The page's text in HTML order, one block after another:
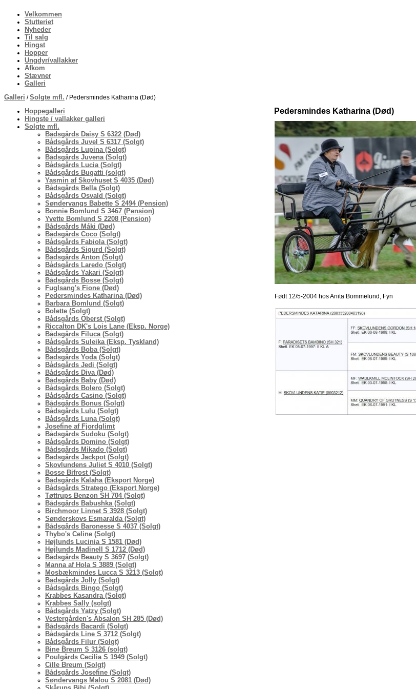
Velkommen
Stutteriet
Nyheder
Til salg
Hingst
Hopper
Ungdyr/vallakker
Afkom
Stævner
Galleri
Galleri /Solgte mfl. / Pedersmindes Katharina (Død)
Hoppegalleri
Hingste / vallakker galleri
Solgte mfl.
Bådsgårds Daisy S 6322 (Død)
Bådsgårds Juvel S 6317 (Solgt)
Bådsgårds Lupina (Solgt)
Bådsgårds Juvena (Solgt)
Bådsgårds Lucia (Solgt)
Bådsgårds Bugatti (solgt)
Yasmin af Skovhuset S 4035 (Død)
Bådsgårds Bella (Solgt)
Bådsgårds Osvald (Solgt)
Søndervangs Babette S 2494 (Pension)
Bonnie Bomlund S 3467 (Pension)
Yvette Bomlund S 2208 (Pension)
Bådsgårds Máki (Død)
Bådsgårds Coco (Solgt)
Bådsgårds Fabiola (Solgt)
Bådsgårds Sigurd (Solgt)
Bådsgårds Anton (Solgt)
Bådsgårds Laredo (Solgt)
Bådsgårds Yakari (Solgt)
Bådsgårds Bosse (Solgt)
Fuglsang's Fione (Død)
Pedersmindes Katharina (Død)
Barbara Bomlund (Solgt)
Bolette (Solgt)
Bådsgårds Oberst (Solgt)
Riccalton DK's Lois Lane (Eksp. Norge)
Bådsgårds Filuca (Solgt)
Bådsgårds Suleika (Eksp. Tyskland)
Bådsgårds Boba (Solgt)
Bådsgårds Yoda (Solgt)
Bådsgårds Jedi (Solgt)
Bådsgårds Diva (Død)
Bådsgårds Baby (Død)
Bådsgårds Bolero (Solgt)
Bådsgårds Casino (Solgt)
Bådsgårds Bonus (Solgt)
Bådsgårds Lulu (Solgt)
Bådsgårds Luna (Solgt)
Josefine af Fjordglimt
Bådsgårds Sudoku (Solgt)
Bådsgårds Domino (Solgt)
Bådsgårds Mikado (Solgt)
Bådsgårds Jackpot (Solgt)
Skovlundens Juliet S 4010 (Solgt)
Bosse Bifrost (Solgt)
Bådsgårds Kalaha (Eksport Norge)
Bådsgårds Stratego (Eksport Norge)
Tøttrups Benzon SH 704 (Solgt)
Bådsgårds Babushka (Solgt)
Birchmoor Linnet S 3928 (Solgt)
Sønderskovs Esmaralda (Solgt)
Bådsgårds Baronesse S 4037 (Solgt)
Thybo's Celine (Solgt)
Højlunds Lucinia S 1581 (Død)
Højlunds Madinell S 1712 (Død)
Bådsgårds Beauty S 3697 (Solgt)
Manna af Hola S 3889 (Solgt)
Mosbækmindes Lucca S 3213 (Solgt)
Bådsgårds Jolly (Solgt)
Bådsgårds Bingo (Solgt)
Krabbes Kasandra (Solgt)
Krabbes Sally (solgt)
Bådsgårds Yatzy (Solgt)
Vestergården's Absalon SH 285 (Død)
Bådsgårds Bacardi (Solgt)
Bådsgårds Line S 3712 (Solgt)
Bådsgårds Filur (Solgt)
Bine Breum S 3126 (solgt)
Poulgårds Cecilia S 1949 (Solgt)
Cille Breum (Solgt)
Bådsgårds Josefine (Solgt)
Søndervangs Malou S 2081 (Død)
Pedersmindes Katharina (Død)
Født 12/5-2004 hos Anita Bommelund, Fyn